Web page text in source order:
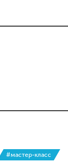
#мастер-класс